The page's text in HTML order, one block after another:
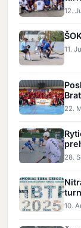
12.
11.
22.
28.
10.